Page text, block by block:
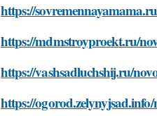
https://
https://mdmstroyproekt.ru/
https://vashsadluchshij.ru/
https://